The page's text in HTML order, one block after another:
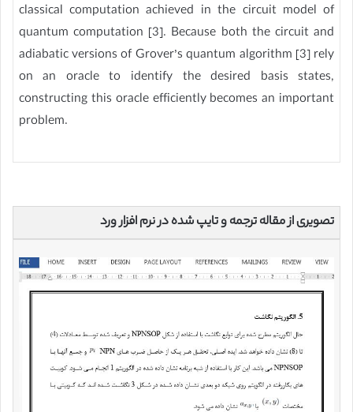
classical computation achieved in the circuit model of
quantum computation [3]. Because both the circuit and
adiabatic versions of Grover’s quantum algorithm [3] rely
on an oracle to identify the desired basis states,
constructing this oracle efficiently becomes an important
problem.
تصویری از مقاله ترجمه و تایپ شده در نرم افزار ورد